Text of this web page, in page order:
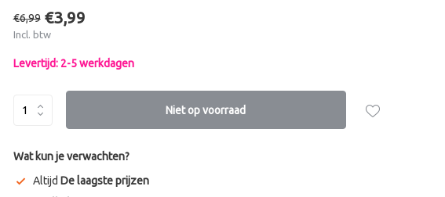
€6,99 €3,99
Incl. btw
Levertijd: 2-5 werkdagen
Niet op voorraad
Wat kun je verwachten?
Altijd De laagste prijzen